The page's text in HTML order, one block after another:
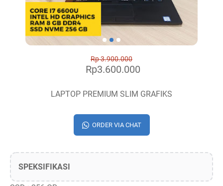
Rp 3.900.000
Rp3.600.000
LAPTOP PREMIUM SLIM GRAFIKS
ORDER VIA CHAT
SPEKSIFIKASI